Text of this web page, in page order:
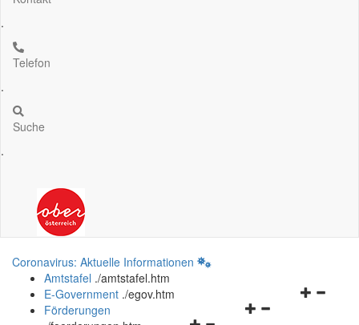
.
Telefon
.
Suche
.
Coronavirus: Aktuelle Informationen
Amtstafel ./amtstafel.htm
Navigationsmenü
E-Government ./egov.htm
Förderungen